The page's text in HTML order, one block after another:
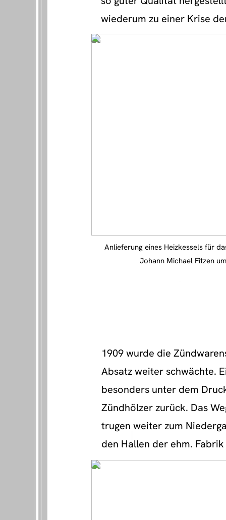
wiederum zu einer Krise
Anlieferung eines Heizkessels für
Johann Michael Fitzen
1909 wurde die
Absatz weiter schwächte.
besonders unter dem
Zündhölzer zurück. Das
trugen weiter zum
den Hallen der ehm.